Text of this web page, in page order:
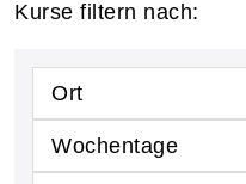
Kurse filtern nach:
Ort
Wochentage